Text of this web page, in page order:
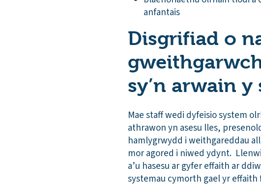
anfantais
Disgrifiad o
sy’n arwain y
Mae staff wedi dyfeisio system
athrawon yn asesu lles,
hamlygrwydd i weithgareddau
mor agored i niwed ydynt.
a’u hasesu ar gyfer effaith ar
systemau cymorth gael yr effaith